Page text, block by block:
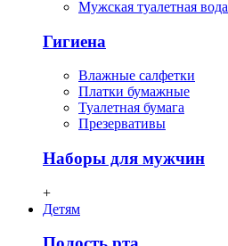
Мужская туалетная вода
Гигиена
Влажные салфетки
Платки бумажные
Туалетная бумага
Презервативы
Наборы для мужчин
+
Детям